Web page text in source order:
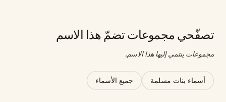
تصفّحي مجموعات تضمّ هذا الاسم
مجموعات ينتمي إليها هذا الاسم.
أسماء بنات مسلمة جميع الأسماء